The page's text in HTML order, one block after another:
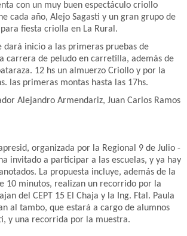
con un muy buen espectáculo criollo
cada año, Alejo Sagasti y un gran grupo de
fiesta criolla en La Rural.
dará inicio a las primeras pruebas de
carrera de peludo en carretilla, además de
12 hs un almuerzo Criollo y por la
las primeras montas hasta las 17hs.
Alejandro Armendariz, Juan Carlos Ramos
organizada por la Regional 9 de Julio -
invitado a participar a las escuelas, y ya hay
La propuesta incluye, además de la
10 minutos, realizan un recorrido por la
del CEPT 15 El Chaja y la Ing. Ftal. Paula
al tambo, que estará a cargo de alumnos
y una recorrida por la muestra.